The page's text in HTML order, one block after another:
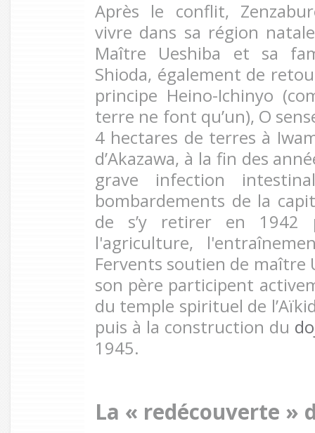
Après le conflit,
vivre dans sa région
Maître Ueshiba et sa
Shioda, également de
principe Heino-Ichinyo
terre ne font qu’un), O
4 hectares de terres à
d’Akazawa, à la fin des
grave infection
bombardements de la
de s’y retirer en 1942
l'agriculture,
Fervents soutien de maître
son père participent
du temple spirituel de
puis à la construction du
1945.
La « redécouverte »